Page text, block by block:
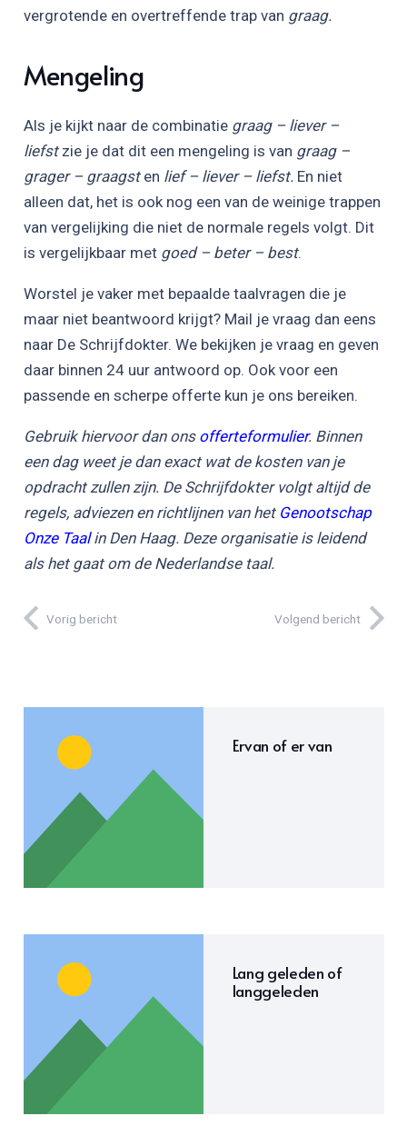
vergrotende en overtreffende trap van graag.
Mengeling
Als je kijkt naar de combinatie graag – liever –
liefstzie je dat dit een mengeling is van graag –
grager – graagst en lief – liever – liefst. En niet
alleen dat, het is ook nog een van de weinige trappen
van vergelijking die niet de normale regels volgt. Dit
is vergelijkbaar met goed – beter – best.
Worstel je vaker met bepaalde taalvragen die je
maar niet beantwoord krijgt? Mail je vraag dan eens
naar De Schrijfdokter. We bekijken je vraag en geven
daar binnen 24 uur antwoord op. Ook voor een
passende en scherpe offerte kun je ons bereiken.
Gebruik hiervoor dan ons offerteformulier. Binnen
een dag weet je dan exact wat de kosten van je
opdracht zullen zijn. De Schrijfdokter volgt altijd de
regels, adviezen en richtlijnen van het Genootschap
Onze Taalin Den Haag. Deze organisatie is leidend
als het gaat om de Nederlandse taal.
Vorig bericht Volgend bericht
Ervan of er van
Lang geleden of
langgeleden